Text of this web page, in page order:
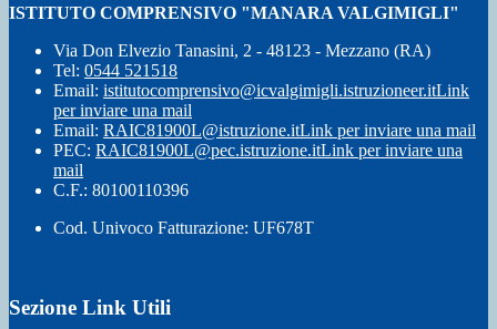
ISTITUTO COMPRENSIVO "MANARA VALGIMIGLI"
Via Don Elvezio Tanasini, 2 - 48123 - Mezzano (RA)
Tel: 0544 521518
Email: istitutocomprensivo@icvalgimigli.istruzioneer.itLink
per inviare una mail
Email: RAIC81900L@istruzione.itLink per inviare una mail
PEC: RAIC81900L@pec.istruzione.itLink per inviare una
mail
C.F.: 80100110396
Cod. Univoco Fatturazione: UF678T
Sezione Link Utili